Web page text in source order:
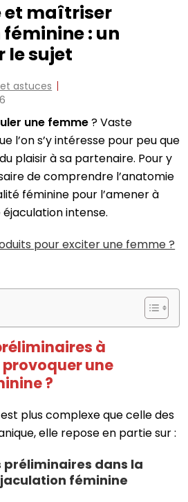
et maîtriser
: un
le sujet
astuces
une femme? Vaste
l’on s’y intéresse pour peu que
plaisir à sa partenaire. Pour y
de comprendre l’anatomie
féminine pour l’amener à
intense.
pour exciter une femme ?
à
une
?
plus complexe que celle des
elle repose en partie sur :
préliminaires dans la
féminine